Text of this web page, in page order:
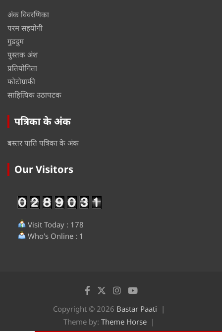
अंक विवरणिका
परम सहयोगी
गुडदुम
पुस्तक अंश
प्रतियोगिता
फोटोग्राफी
साहित्यिक उठापटक
पत्रिका के अंक
बस्तर पाति पत्रिका के अंक
Our Visitors
Visit Today : 178
Who's Online : 1
Copyright © 2026 Bastar Paati
Theme by: Theme Horse